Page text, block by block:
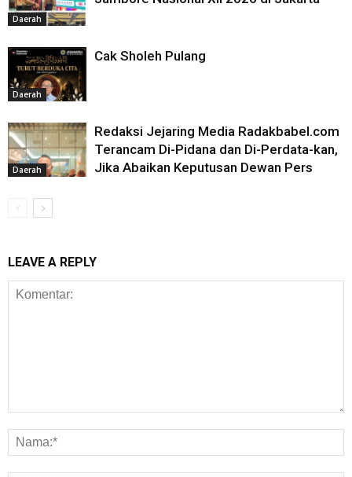
Daerah
Daerah
Cak Sholeh Pulang
Daerah
Redaksi Jejaring Media Radakbabel.com
Terancam Di-Pidana dan Di-Perdata-kan,
Jika Abaikan Keputusan Dewan Pers
LEAVE A REPLY